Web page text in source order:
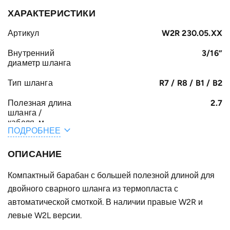
ХАРАКТЕРИСТИКИ
Артикул W2R 230.05.XX
Внутренний
диаметр шланга
3/16”
Тип шланга R7 / R8 / B1 / B2
Полезная длина
шланга /
кабеля, м
2.7
шланга /
F, мм
ПОДРОБНЕЕ
ОПИСАНИЕ
Компактный барабан с большей полезной длиной для
двойного сварного шланга из термопласта с
автоматической смоткой. В наличии правые W2R и
левые W2L версии.